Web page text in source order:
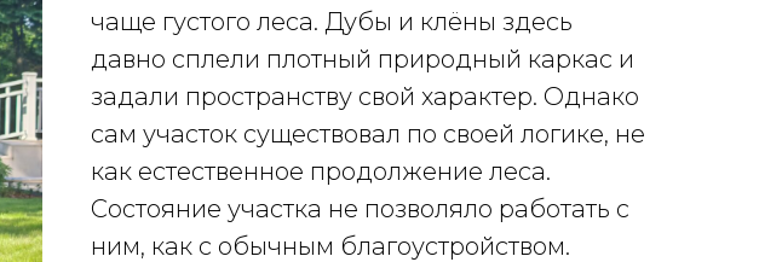
чаще густого леса. Дубы и клёны здесь
давно сплели плотный природный каркас и
задали пространству свой характер. Однако
сам участок существовал по своей логике, не
как естественное продолжение леса.
Состояние участка не позволяло работать с
ним, как с обычным благоустройством.